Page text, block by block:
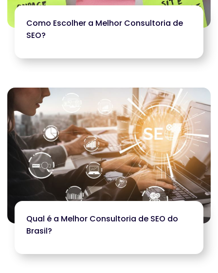
Como Escolher a Melhor Consultoria de
SEO?
Qual é a Melhor Consultoria de SEO do
Brasil?